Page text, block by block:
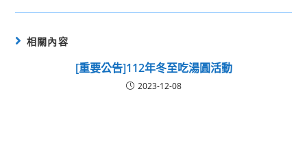
相關內容
[重要公告]112年冬至吃湯圓活動
2023-12-08